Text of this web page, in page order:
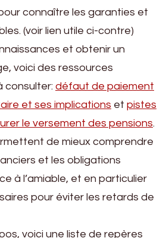
connaître les garanties et
(voir lien utile ci-contre)
et obtenir un
voici des ressources
consulter: défaut de paiement
et ses implications et pistes
le versement des pensions.
de mieux comprendre
et les obligations
à l’amiable, et en particulier
pour éviter les retards de
voici une liste de repères